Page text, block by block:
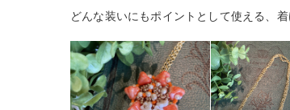
どんな装いにもポイントとして使える、